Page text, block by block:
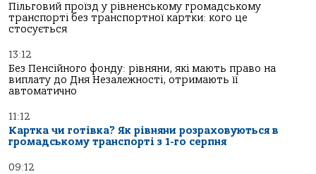
Пільговий проїзд у рівненському громадському
транспорті без транспортної картки: кого це
стосується
13:12
Без Пенсійного фонду: рівняни, які мають право на
виплату до Дня Незалежності, отримають її
автоматично
11:12
Картка чи готівка? Як рівняни розраховуються в
громадському транспорті з 1-го серпня
09:12